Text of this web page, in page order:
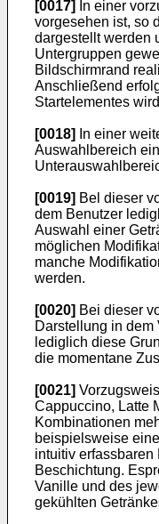
[0017]
In einer
vorgesehen ist, so
dargestellt werden
Untergruppen
Bildschirmrand
Anschließend
Startelementes
[0018]
In einer
Auswahlbereich
[0019] Bel dieser
dem Benutzer
Auswahl einer
möglichen
manche
werden.
[0020] Bei dieser
Darstellung in
lediglich diese
die momentane
[0021]
Cappuccino, Latte
Kombinationen
beispielsweise
intuitiv
Beschichtung.
Vanille und des
gekühlten